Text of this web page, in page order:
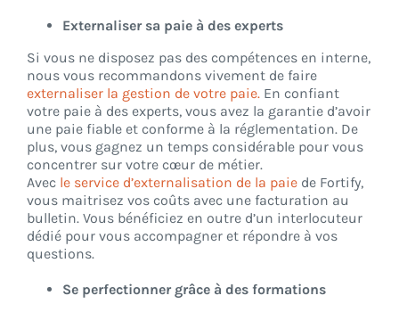
Externaliser sa paie à des experts
Si vous ne disposez pas des compétences en interne,
nous vous recommandons vivement de faire
externaliser la gestion de votre paie. En confiant
votre paie à des experts, vous avez la garantie d’avoir
une paie fiable et conforme à la réglementation. De
plus, vous gagnez un temps considérable pour vous
concentrer sur votre cœur de métier.
Avec le service d’externalisation de la paie de Fortify,
vous maitrisez vos coûts avec une facturation au
bulletin. Vous bénéficiez en outre d’un interlocuteur
dédié pour vous accompagner et répondre à vos
questions.
Se perfectionner grâce à des formations